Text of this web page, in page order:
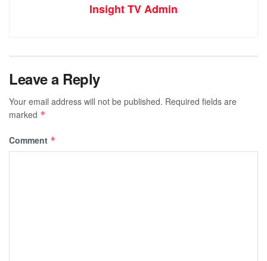
Insight TV Admin
Leave a Reply
Your email address will not be published. Required fields are
marked *
Comment *